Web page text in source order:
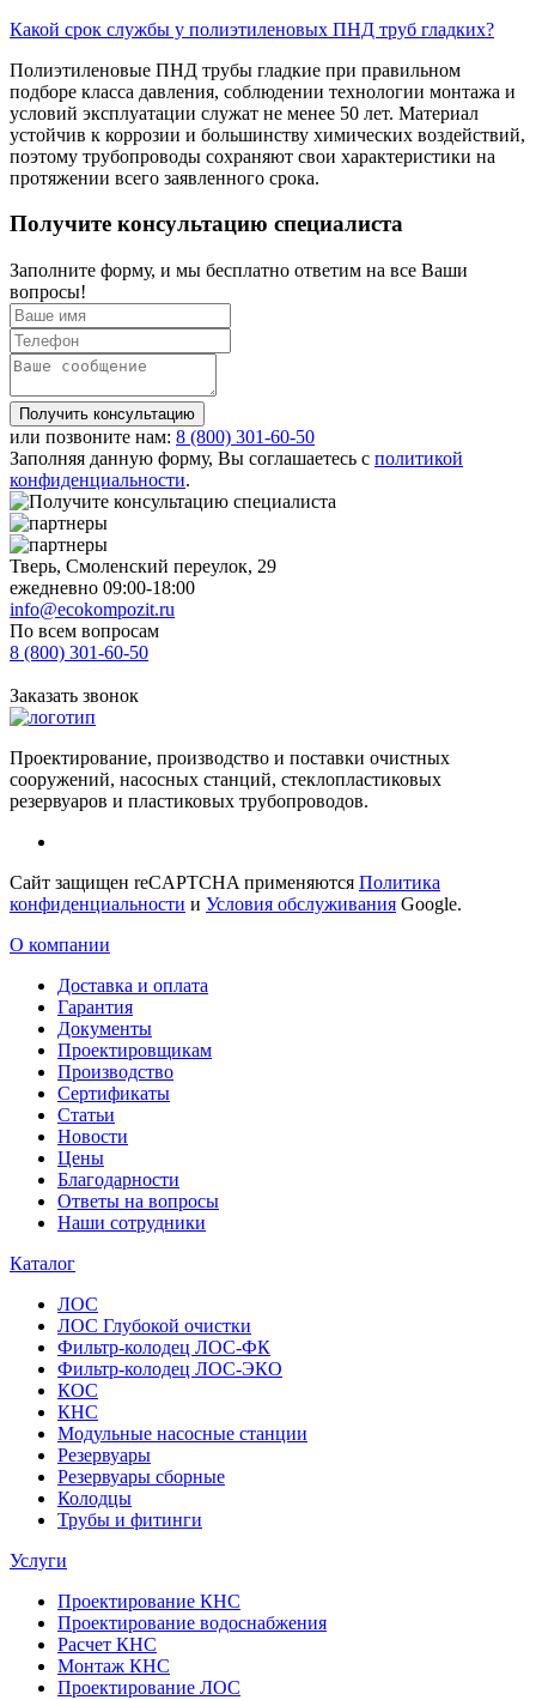
Какой срок службы у полиэтиленовых ПНД труб гладких?
Полиэтиленовые ПНД трубы гладкие при правильном
подборе класса давления, соблюдении технологии монтажа и
условий эксплуатации служат не менее 50 лет. Материал
устойчив к коррозии и большинству химических воздействий,
поэтому трубопроводы сохраняют свои характеристики на
протяжении всего заявленного срока.
Получите консультацию специалиста
Заполните форму, и мы бесплатно ответим на все Ваши
вопросы!
Получить консультацию
или позвоните нам: 8 (800) 301-60-50
Заполняя данную форму, Вы соглашаетесь с политикой
конфиденциальности.
Тверь, Смоленский переулок, 29
ежедневно 09:00-18:00
info@ecokompozit.ru
По всем вопросам
8 (800) 301-60-50
Заказать звонок
Проектирование, производство и поставки очистных
сооружений, насосных станций, стеклопластиковых
резервуаров и пластиковых трубопроводов.
Сайт защищен reCAPTCHA применяются Политика
конфиденциальности и Условия обслуживания Google.
О компании
Доставка и оплата
Гарантия
Документы
Проектировщикам
Производство
Сертификаты
Статьи
Новости
Цены
Благодарности
Ответы на вопросы
Наши сотрудники
Каталог
ЛОС
ЛОС Глубокой очистки
Фильтр-колодец ЛОС-ФК
Фильтр-колодец ЛОС-ЭКО
КОС
КНС
Модульные насосные станции
Резервуары
Резервуары сборные
Колодцы
Трубы и фитинги
Услуги
Проектирование КНС
Проектирование водоснабжения
Расчет КНС
Монтаж КНС
Проектирование ЛОС